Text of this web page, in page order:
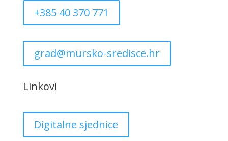
+385 40 370 771
grad@mursko-sredisce.hr
Linkovi
Digitalne sjednice